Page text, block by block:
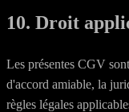
10. Droit
Les présentes CGV
d'accord amiable, la
règles légales